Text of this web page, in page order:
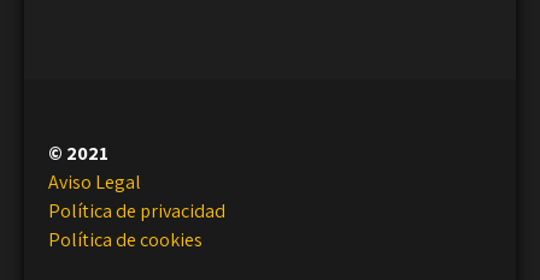
© 2021
Aviso Legal
Política de privacidad
Política de cookies